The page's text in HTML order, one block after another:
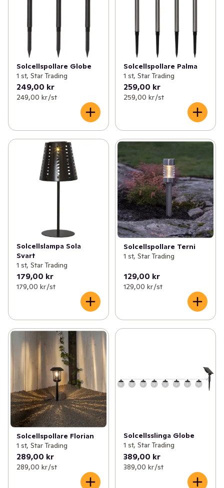
Solcellspollare Globe
1 st, Star Trading
249,00 kr
249,00 kr /st
Solcellspollare Palma
1 st, Star Trading
259,00 kr
259,00 kr /st
Solcellslampa Sola
Svart
1 st, Star Trading
179,00 kr
179,00 kr /st
Solcellspollare Terni
1 st, Star Trading
129,00 kr
129,00 kr /st
Solcellspollare Florian
1 st, Star Trading
289,00 kr
289,00 kr /st
Solcellsslinga Globe
1 st, Star Trading
389,00 kr
389,00 kr /st